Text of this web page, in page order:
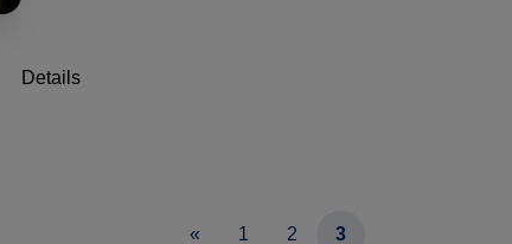
Details
« 1 2 3